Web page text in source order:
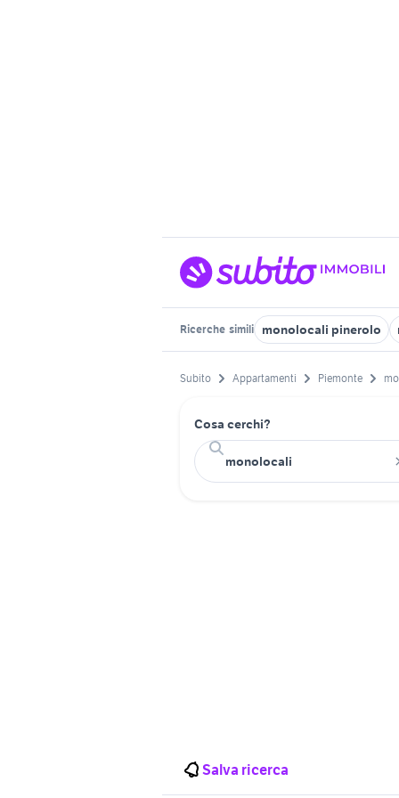
Ricerche simili monolocali pinerolo
Subito Appartamenti Piemonte
Cosa cerchi?
Salva ricerca